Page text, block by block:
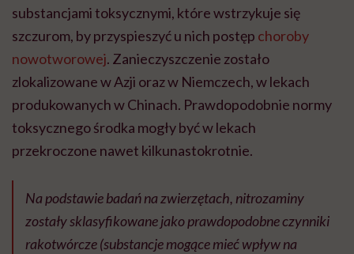
substancjami toksycznymi, które wstrzykuje się
szczurom, by przyspieszyć u nich postęp choroby
nowotworowej. Zanieczyszczenie zostało
zlokalizowane w Azji oraz w Niemczech, w lekach
produkowanych w Chinach. Prawdopodobnie normy
toksycznego środka mogły być w lekach
przekroczone nawet kilkunastokrotnie.
Na podstawie badań na zwierzętach, nitrozaminy
zostały sklasyfikowane jako prawdopodobne czynniki
rakotwórcze (substancje mogące mieć wpływ na